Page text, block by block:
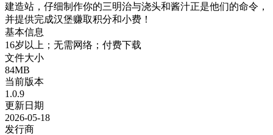
建造站，仔细制作你的三明治与浇头和酱汁正是他们的命令，
并提供完成汉堡赚取积分和小费！
基本信息
16岁以上；无需网络；付费下载
文件大小
84MB
当前版本
1.0.9
更新日期
2026-05-18
发行商